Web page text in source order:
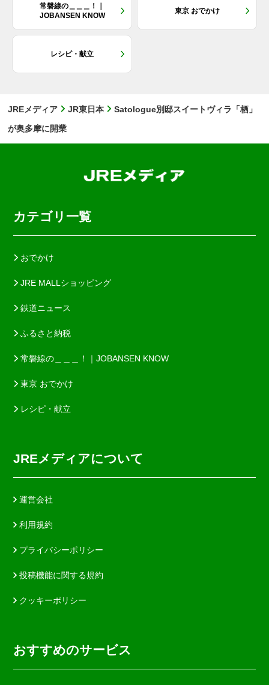
常磐線の＿＿＿！｜
JOBANSEN KNOW
東京 おでかけ
レシピ・献立
JREメディア JR東日本
Satologue別邸スイートヴィラ「栖」
が奥多摩に開業
カテゴリ一覧
おでかけ
JRE MALLショッピング
鉄道ニュース
ふるさと納税
常磐線の＿＿＿！｜JOBANSEN KNOW
東京 おでかけ
レシピ・献立
JREメディアについて
運営会社
利用規約
プライバシーポリシー
投稿機能に関する規約
クッキーポリシー
おすすめのサービス